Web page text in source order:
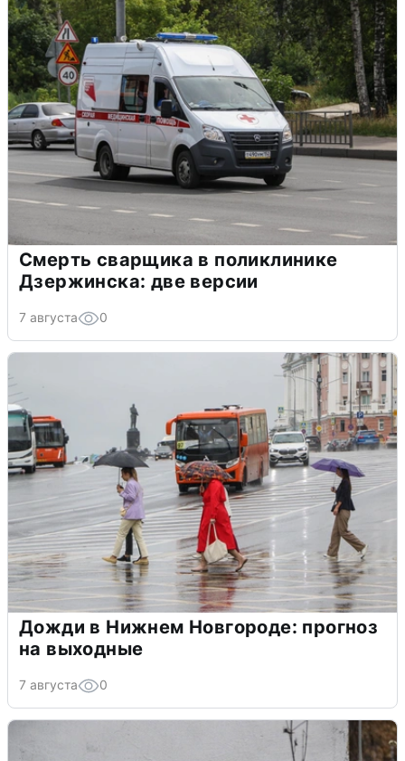
Смерть сварщика в поликлинике
Дзержинска: две версии
7 августа 0
Дожди в Нижнем Новгороде: прогноз
на выходные
7 августа 0